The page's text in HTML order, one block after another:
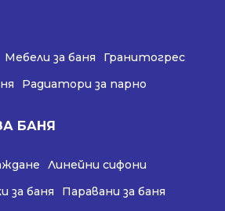
Мебели за баня
Гранитогрес
Радиатори за парно
БАНЯ
Линейни сифони
за баня Паравани за баня